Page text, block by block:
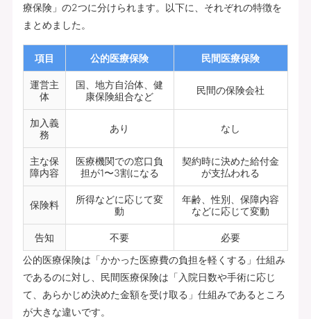
療保険」の2つに分けられます。以下に、それぞれの特徴を
まとめました。
項目 公的医療保険 民間医療保険
運営主
体
国、地方自治体、健
康保険組合など
民間の保険会社
加入義
務
あり なし
主な保
障内容
医療機関での窓口負
担が1〜3割になる
契約時に決めた給付金
が支払われる
保険料
所得などに応じて変
動
年齢、性別、保障内容
などに応じて変動
告知 不要
必要
公的医療保険は「かかった医療費の負担を軽くする」仕組み
であるのに対し、民間医療保険は「入院日数や手術に応じ
て、あらかじめ決めた金額を受け取る」仕組みであるところ
が大きな違いです。